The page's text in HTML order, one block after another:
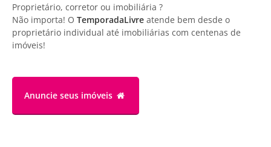
Proprietário, corretor ou imobiliária ?
Não importa! O TemporadaLivre atende bem desde o
proprietário individual até imobiliárias com centenas de
imóveis!
Anuncie seus imóveis